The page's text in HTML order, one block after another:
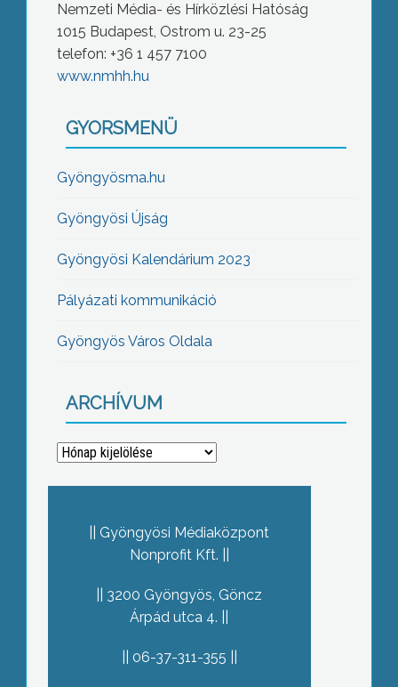
Nemzeti Média- és Hírközlési Hatóság
1015 Budapest, Ostrom u. 23-25
telefon: +36 1 457 7100
www.nmhh.hu
GYORSMENÜ
Gyöngyösma.hu
Gyöngyösi Újság
Gyöngyösi Kalendárium 2023
Pályázati kommunikáció
Gyöngyös Város Oldala
ARCHÍVUM
Archívum
Gyöngyösi Médiaközpont
Nonprofit Kft.
3200 Gyöngyös, Göncz
Árpád utca 4.
06-37-311-355